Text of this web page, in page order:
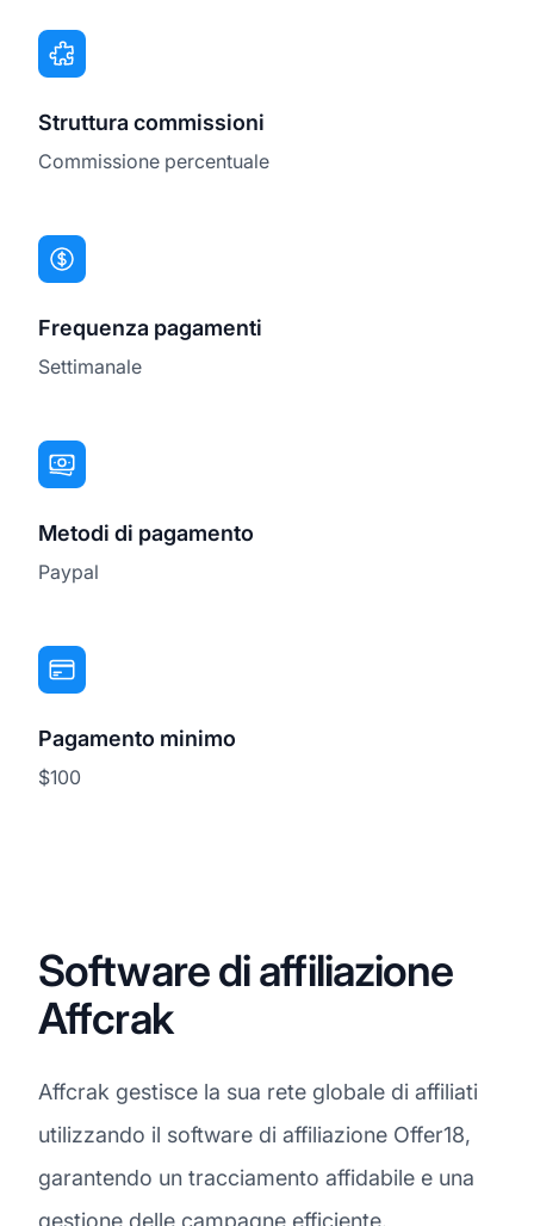
Struttura commissioni
Commissione percentuale
Frequenza pagamenti
Settimanale
Metodi di pagamento
Paypal
Pagamento minimo
$100
Software di affiliazione
Affcrak
Affcrak gestisce la sua rete globale di affiliati
utilizzando il software di affiliazione Offer18,
garantendo un tracciamento affidabile e una
gestione delle campagne efficiente.